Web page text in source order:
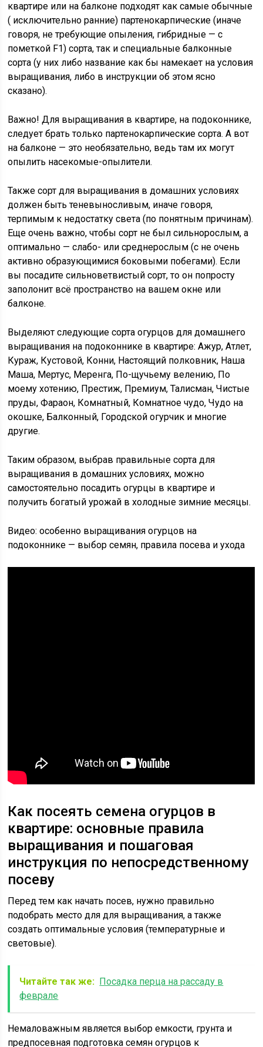
квартире или на балконе подходят как самые обычные
( исключительно ранние) партенокарпические (иначе
говоря, не требующие опыления, гибридные — с
пометкой F1) сорта, так и специальные балконные
сорта (у них либо название как бы намекает на условия
выращивания, либо в инструкции об этом ясно
сказано).
Важно! Для выращивания в квартире, на подоконнике,
следует брать только партенокарпические сорта. А вот
на балконе — это необязательно, ведь там их могут
опылить насекомые-опылители.
Также сорт для выращивания в домашних условиях
должен быть теневыносливым, иначе говоря,
терпимым к недостатку света (по понятным причинам).
Еще очень важно, чтобы сорт не был сильнорослым, а
оптимально — слабо- или среднерослым (с не очень
активно образующимися боковыми побегами). Если
вы посадите сильноветвистый сорт, то он попросту
заполонит всё пространство на вашем окне или
балконе.
Выделяют следующие сорта огурцов для домашнего
выращивания на подоконнике в квартире: Ажур, Атлет,
Кураж, Кустовой, Конни, Настоящий полковник, Наша
Маша, Мертус, Меренга, По-щучьему велению, По
моему хотению, Престиж, Премиум, Талисман, Чистые
пруды, Фараон, Комнатный, Комнатное чудо, Чудо на
окошке, Балконный, Городской огурчик и многие
другие.
Таким образом, выбрав правильные сорта для
выращивания в домашних условиях, можно
самостоятельно посадить огурцы в квартире и
получить богатый урожай в холодные зимние месяцы.
Видео: особенно выращивания огурцов на
подоконнике — выбор семян, правила посева и ухода
Как посеять семена огурцов в
квартире: основные правила
выращивания и пошаговая
инструкция по непосредственному
посеву
Перед тем как начать посев, нужно правильно
подобрать место для для выращивания, а также
создать оптимальные условия (температурные и
световые).
Читайте так же: Посадка перца на рассаду в
феврале
Немаловажным является выбор емкости, грунта и
предпосевная подготовка семян огурцов к